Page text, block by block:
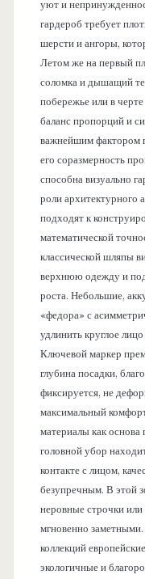
уют и
гардероб требует
шерсти и ангоры,
Летом же на первый
соломка и дышащий
побережье или в
баланс пропорций и
важнейшим фактором
его соразмерность
способна визуально
роли архитектурного
подходят к
математической
классической шляпы
верхнюю одежду и
роста. Небольшие,
«федора» с
удлинить круглое
Ключевой маркер
глубина посадки,
фиксируется, не
максимальный
материалы как основа
головной убор
контакте с лицом,
безупречным. В этой
неровные строчки
мгновенно
коллекций
экологичные и